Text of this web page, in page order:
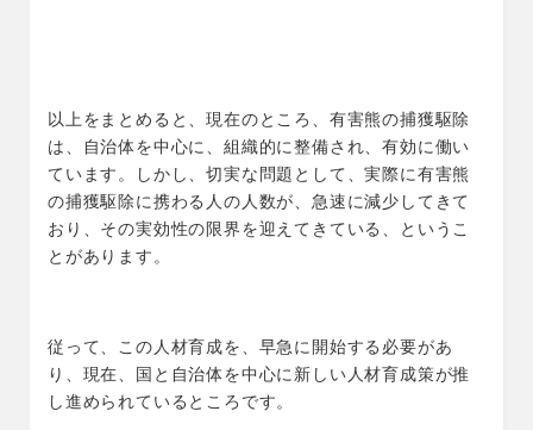
以上をまとめると、現在のところ、有害熊の捕獲駆除
は、自治体を中心に、組織的に整備され、有効に働い
ています。しかし、切実な問題として、実際に有害熊
の捕獲駆除に携わる人の人数が、急速に減少してきて
おり、その実効性の限界を迎えてきている、というこ
とがあります。
従って、この人材育成を、早急に開始する必要があ
り、現在、国と自治体を中心に新しい人材育成策が推
し進められているところです。